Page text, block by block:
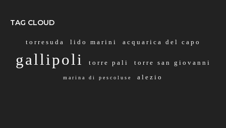
TAG CLOUD
torresuda lido marini acquarica del capo
gallipoli torre pali torre san giovanni
marina di pescoluse alezio